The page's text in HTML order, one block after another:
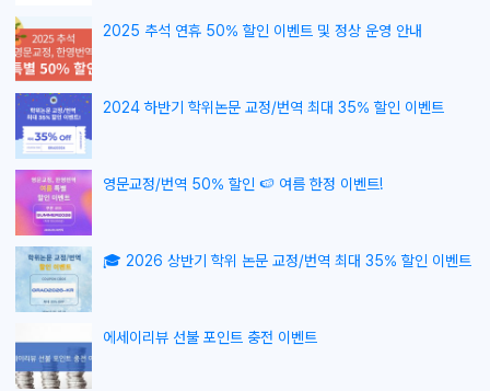
2025 추석 연휴 50% 할인 이벤트 및 정상 운영 안내
2024 하반기 학위논문 교정/번역 최대 35% 할인 이벤트
영문교정/번역 50% 할인 🍉 여름 한정 이벤트!
🎓 2026 상반기 학위 논문 교정/번역 최대 35% 할인 이벤트
에세이리뷰 선불 포인트 충전 이벤트